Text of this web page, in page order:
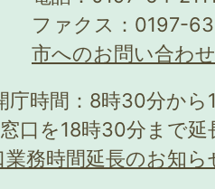
ファクス：0197-
市へのお問い合わ
庁時間：8時30分か
口を18時30分まで
業務時間延長のお知ら